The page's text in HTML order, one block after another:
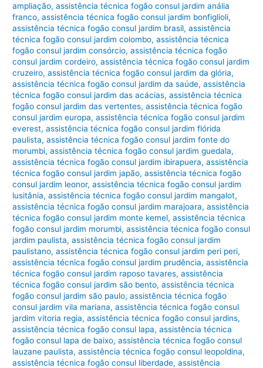
ampliação,assistência técnica fogão consul jardim anália
franco,assistência técnica fogão consul jardim bonfiglioli,
assistência técnica fogão consul jardim brasil,assistência
técnica fogão consul jardim colombo,assistência técnica
fogão consul jardim consórcio,assistência técnica fogão
consul jardim cordeiro,assistência técnica fogão consul jardim
cruzeiro,assistência técnica fogão consul jardim da glória,
assistência técnica fogão consul jardim da saúde,assistência
técnica fogão consul jardim das acácias,assistência técnica
fogão consul jardim das vertentes,assistência técnica fogão
consul jardim europa,assistência técnica fogão consul jardim
everest,assistência técnica fogão consul jardim flórida
paulista,assistência técnica fogão consul jardim fonte do
morumbi,assistência técnica fogão consul jardim guedala,
assistência técnica fogão consul jardim ibirapuera,assistência
técnica fogão consul jardim japão,assistência técnica fogão
consul jardim leonor,assistência técnica fogão consul jardim
lusitânia,assistência técnica fogão consul jardim mangalot,
assistência técnica fogão consul jardim marajoara,assistência
técnica fogão consul jardim monte kemel,assistência técnica
fogão consul jardim morumbi,assistência técnica fogão consul
jardim paulista,assistência técnica fogão consul jardim
paulistano,assistência técnica fogão consul jardim peri peri,
assistência técnica fogão consul jardim prudência,assistência
técnica fogão consul jardim raposo tavares,assistência
técnica fogão consul jardim são bento,assistência técnica
fogão consul jardim são paulo,assistência técnica fogão
consul jardim vila mariana,assistência técnica fogão consul
jardim vitoria regia,assistência técnica fogão consul jardins,
assistência técnica fogão consul lapa,assistência técnica
fogão consul lapa de baixo,assistência técnica fogão consul
lauzane paulista,assistência técnica fogão consul leopoldina,
assistência técnica fogão consul liberdade,assistência